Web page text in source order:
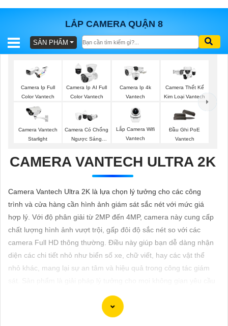
LẮP CAMERA QUẬN 8
BÁO
TRỌN
GÓI
SẢN
TƯ
VẤN
LẮP
ĐẶT
SẢN PHẨM
Camera Ip Full
Color Vantech
Camera Ip AI Full
Color Vantech
Camera Ip 4k
Vantech
Camera Thết Kế
Kim Loại Vantech
Camera Vantech
Starlight
Camera Có Chống
Ngược Sáng
Lắp Camera Wifi
Vantech
Đầu Ghi PoE
Vantech
CAMERA VANTECH ULTRA 2K
Camera Vantech Ultra 2K là lựa chọn lý tưởng cho các công
trình và cửa hàng cần hình ảnh giám sát sắc nét với mức giá
hợp lý. Với độ phân giải từ 2MP đến 4MP, camera này cung cấp
chất lượng hình ảnh vượt trội, gấp đôi độ sắc nét so với các
camera Full HD thông thường. Điều này giúp bạn dễ dàng nhận
diện các chi tiết nhỏ như biển số xe, chữ viết, hay các vật thể
nhỏ khác, mang lại sự an tâm và hiệu quả trong công tác giám